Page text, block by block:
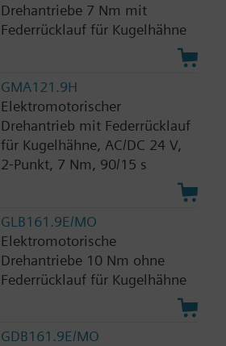
Drehantriebe 7 Nm mit
Federrücklauf für Kugelhähne
GMA121.9H
Elektromotorischer
Drehantrieb mit Federrücklauf
für Kugelhähne, AC/DC 24 V,
2-Punkt, 7 Nm, 90/15 s
GLB161.9E/MO
Elektromotorische
Drehantriebe 10 Nm ohne
Federrücklauf für Kugelhähne
GDB161.9E/MO